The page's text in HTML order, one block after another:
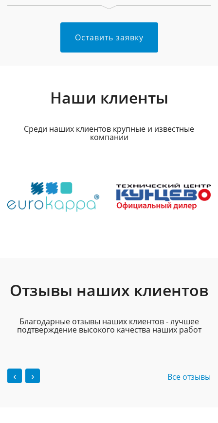
Оставить заявку
Наши клиенты
Среди наших клиентов крупные и известные
компании
Отзывы наших клиентов
Благодарные отзывы наших клиентов - лучшее
подтверждение высокого качества наших работ
‹ › Все отзывы